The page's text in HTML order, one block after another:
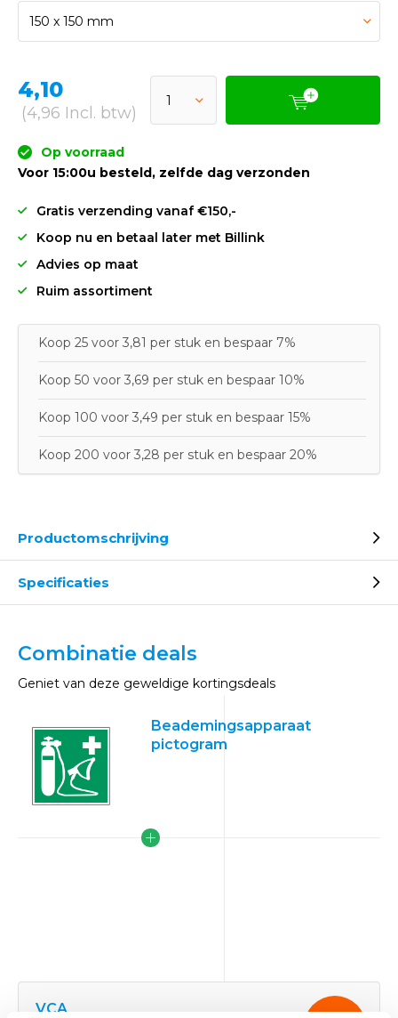
4,10
(4,96 Incl. btw)
Op voorraad
Voor 15:00u besteld, zelfde dag verzonden
Gratis verzending vanaf €150,-
Koop nu en betaal later met Billink
Advies op maat
Ruim assortiment
Koop 25 voor 3,81 per stuk en bespaar 7%
Koop 50 voor 3,69 per stuk en bespaar 10%
Koop 100 voor 3,49 per stuk en bespaar 15%
Koop 200 voor 3,28 per stuk en bespaar 20%
Productomschrijving
Specificaties
Combinatie deals
Geniet van deze geweldige kortingsdeals
Beademingsapparaat
pictogram
VCA